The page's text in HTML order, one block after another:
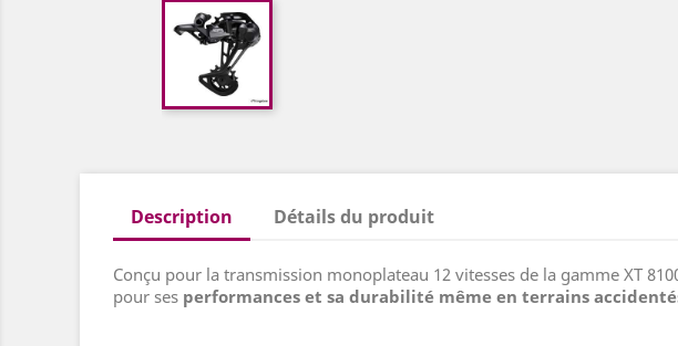
Description Détails du produit
Conçu pour la transmission monoplateau 12 vitesses de la gamme XT
pour ses performances et sa durabilité même en terrains